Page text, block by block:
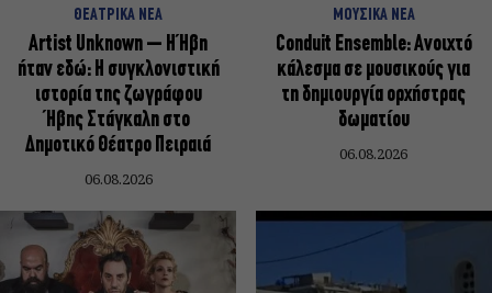
ΘΕΑΤΡΙΚΑ ΝΕΑ
Artist Unknown – Η Ήβη
ήταν εδώ: Η συγκλονιστική
ιστορία της ζωγράφου
Ήβης Στάγκαλη στο
Δημοτικό Θέατρο Πειραιά
06.08.2026
ΜΟΥΣΙΚΑ ΝΕΑ
Conduit Ensemble: Ανοιχτό
κάλεσμα σε μουσικούς για
τη δημιουργία ορχήστρας
δωματίου
06.08.2026